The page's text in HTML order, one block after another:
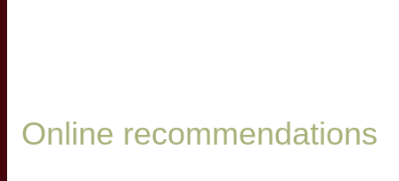
Online recommendations